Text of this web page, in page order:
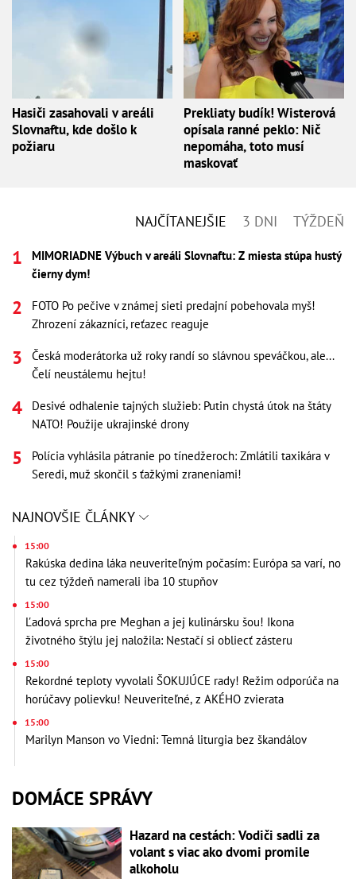
Hasiči zasahovali v areáli
Slovnaftu, kde došlo k
požiaru
Prekliaty budík! Wisterová
opísala ranné peklo: Nič
nepomáha, toto musí
maskovať
NAJČÍTANEJŠIE 3 DNI TÝŽDEŇ
MIMORIADNE Výbuch v areáli Slovnaftu: Z miesta stúpa hustý
čierny dym!
FOTO Po pečive v známej sieti predajní pobehovala myš!
Zhrození zákazníci, reťazec reaguje
Česká moderátorka už roky randí so slávnou speváčkou, ale...
Čelí neustálemu hejtu!
Desivé odhalenie tajných služieb: Putin chystá útok na štáty
NATO! Použije ukrajinské drony
Polícia vyhlásila pátranie po tínedžeroch: Zmlátili taxikára v
Seredi, muž skončil s ťažkými zraneniami!
NAJNOVŠIE ČLÁNKY
15:00
Rakúska dedina láka neuveriteľným počasím: Európa sa varí, no
tu cez týždeň namerali iba 10 stupňov
15:00
Ľadová sprcha pre Meghan a jej kulinársku šou! Ikona
životného štýlu jej naložila: Nestačí si obliecť zásteru
15:00
Rekordné teploty vyvolali ŠOKUJÚCE rady! Režim odporúča na
horúčavy polievku! Neuveriteľné, z AKÉHO zvierata
15:00
Marilyn Manson vo Viedni: Temná liturgia bez škandálov
DOMÁCE SPRÁVY
Hazard na cestách: Vodiči sadli za
volant s viac ako dvomi promile
alkoholu